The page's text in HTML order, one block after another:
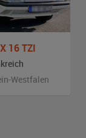
16 TZI
Westfalen